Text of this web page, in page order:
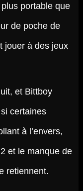
portable que
de poche de
jouer à des jeux
et Bittboy
certaines
à l’envers,
et le manque de
retiennent.